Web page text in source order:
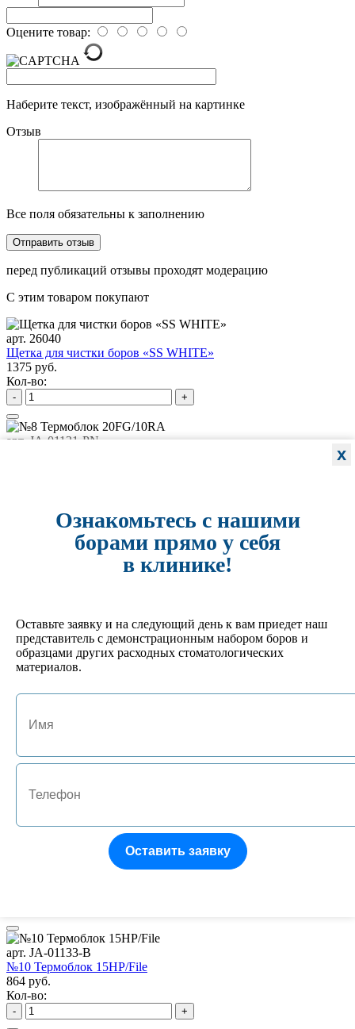
Оцените товар:
Наберите текст, изображённый на картинке
Отзыв
Все поля обязательны к заполнению
перед публикаций отзывы проходят модерацию
С этим товаром покупают
арт. 26040
Щетка для чистки боров «SS WHITE»
1375 руб.
Кол-во:
- +
арт. JA-01131-PN
арт. JA-01127-GL
№4 Подставка под боры FG/RA на 24 инструмента
арт. JA-01125-HM
№1 Подставка под боры FG/RA на 10 инструментов
522 руб.
№9 Термоблок 15 RA/HP
Кол-во:
№ 7 Подставка под боры FG на 15 инструментов
арт. JA-01133-B
№10 Термоблок 15HP/File
864 руб.
Кол-во:
- +
x
Ознакомьтесь с нашими
борами прямо у себя
в клинике!
Оставьте заявку и на следующий день к вам приедет наш
представитель с демонстрационным набором боров и
образцами других расходных стоматологических
материалов.
Оставить заявку